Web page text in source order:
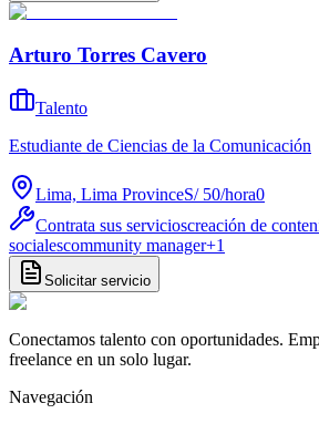
Arturo Torres Cavero
Talento
Estudiante de Ciencias de la Comunicación
Lima, Lima ProvinceS/ 50/hora0
Contrata sus servicioscreación de
socialescommunity manager+1
Solicitar servicio
Conectamos talento con oportunidades.
freelance en un solo lugar.
Navegación